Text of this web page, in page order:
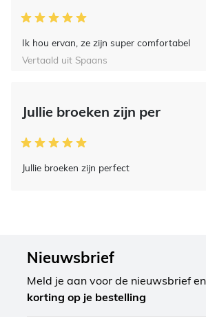
Ik hou ervan, ze zijn super comfortabel
Vertaald uit Spaans
Jullie broeken zijn per
Jullie broeken zijn perfect
Nieuwsbrief
Meld je aan voor de nieuwsbrief
korting op je bestelling